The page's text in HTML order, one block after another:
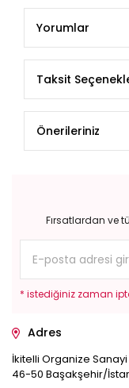
Yorumlar
Taksit
Önerileriniz
Fırsatlardan ve
* istediğiniz zaman
Adres
İkitelli Organize Sanayi
46-50 Başakşehir/